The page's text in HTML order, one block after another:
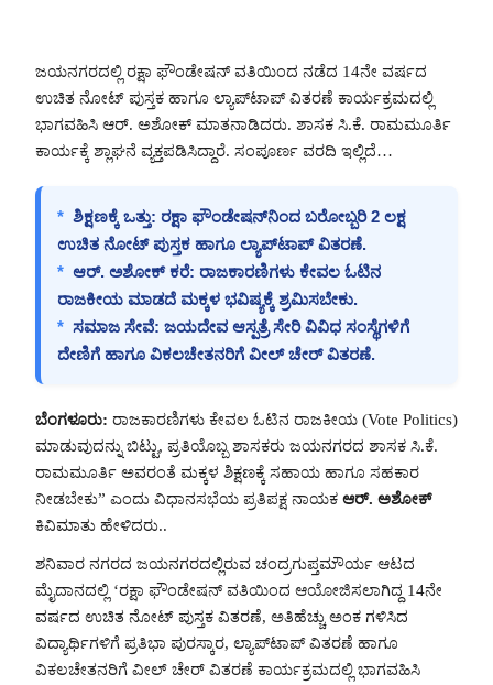
ಜಯನಗರದಲ್ಲಿ ರಕ್ಷಾ ಫೌಂಡೇಷನ್ ವತಿಯಿಂದ ನಡೆದ 14ನೇ ವರ್ಷದ
ಉಚಿತ ನೋಟ್ ಪುಸ್ತಕ ಹಾಗೂ ಲ್ಯಾಪ್‌ಟಾಪ್ ವಿತರಣೆ ಕಾರ್ಯಕ್ರಮದಲ್ಲಿ
ಭಾಗವಹಿಸಿ ಆರ್. ಅಶೋಕ್ ಮಾತನಾಡಿದರು. ಶಾಸಕ ಸಿ.ಕೆ. ರಾಮಮೂರ್ತಿ
ಕಾರ್ಯಕ್ಕೆ ಶ್ಲಾಘನೆ ವ್ಯಕ್ತಪಡಿಸಿದ್ದಾರೆ. ಸಂಪೂರ್ಣ ವರದಿ ಇಲ್ಲಿದೆ…
* ಶಿಕ್ಷಣಕ್ಕೆ ಒತ್ತು: ರಕ್ಷಾ ಫೌಂಡೇಷನ್‌ನಿಂದ ಬರೋಬ್ಬರಿ 2 ಲಕ್ಷ
ಉಚಿತ ನೋಟ್ ಪುಸ್ತಕ ಹಾಗೂ ಲ್ಯಾಪ್‌ಟಾಪ್ ವಿತರಣೆ.
* ಆರ್. ಅಶೋಕ್ ಕರೆ: ರಾಜಕಾರಣಿಗಳು ಕೇವಲ ಓಟಿನ
ರಾಜಕೀಯ ಮಾಡದೆ ಮಕ್ಕಳ ಭವಿಷ್ಯಕ್ಕೆ ಶ್ರಮಿಸಬೇಕು.
* ಸಮಾಜ ಸೇವೆ: ಜಯದೇವ ಆಸ್ಪತ್ರೆ ಸೇರಿ ವಿವಿಧ ಸಂಸ್ಥೆಗಳಿಗೆ
ದೇಣಿಗೆ ಹಾಗೂ ವಿಕಲಚೇತನರಿಗೆ ವೀಲ್ ಚೇರ್ ವಿತರಣೆ.
ಬೆಂಗಳೂರು: ರಾಜಕಾರಣಿಗಳು ಕೇವಲ ಓಟಿನ ರಾಜಕೀಯ (Vote Politics)
ಮಾಡುವುದನ್ನು ಬಿಟ್ಟು, ಪ್ರತಿಯೊಬ್ಬ ಶಾಸಕರು ಜಯನಗರದ ಶಾಸಕ ಸಿ.ಕೆ.
ರಾಮಮೂರ್ತಿ ಅವರಂತೆ ಮಕ್ಕಳ ಶಿಕ್ಷಣಕ್ಕೆ ಸಹಾಯ ಹಾಗೂ ಸಹಕಾರ
ನೀಡಬೇಕು” ಎಂದು ವಿಧಾನಸಭೆಯ ಪ್ರತಿಪಕ್ಷ ನಾಯಕ ಆರ್. ಅಶೋಕ್
ಕಿವಿಮಾತು ಹೇಳಿದರು..
ಶನಿವಾರ ನಗರದ ಜಯನಗರದಲ್ಲಿರುವ ಚಂದ್ರಗುಪ್ತಮೌರ್ಯ ಆಟದ
ಮೈದಾನದಲ್ಲಿ ‘ರಕ್ಷಾ ಫೌಂಡೇಷನ್ ವತಿಯಿಂದ ಆಯೋಜಿಸಲಾಗಿದ್ದ 14ನೇ
ವರ್ಷದ ಉಚಿತ ನೋಟ್ ಪುಸ್ತಕ ವಿತರಣೆ, ಅತಿಹೆಚ್ಚು ಅಂಕ ಗಳಿಸಿದ
ವಿದ್ಯಾರ್ಥಿಗಳಿಗೆ ಪ್ರತಿಭಾ ಪುರಸ್ಕಾರ, ಲ್ಯಾಪ್‌ಟಾಪ್ ವಿತರಣೆ ಹಾಗೂ
ವಿಕಲಚೇತನರಿಗೆ ವೀಲ್ ಚೇರ್ ವಿತರಣೆ ಕಾರ್ಯಕ್ರಮದಲ್ಲಿ ಭಾಗವಹಿಸಿ